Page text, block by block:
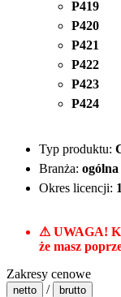
P419
P420
P421
P422
P423
P424
Typ produktu:
Branża: ogólna
Okres licencji:
⚠ UWAGA!
że masz
Zakresy cenowe
netto / brutto